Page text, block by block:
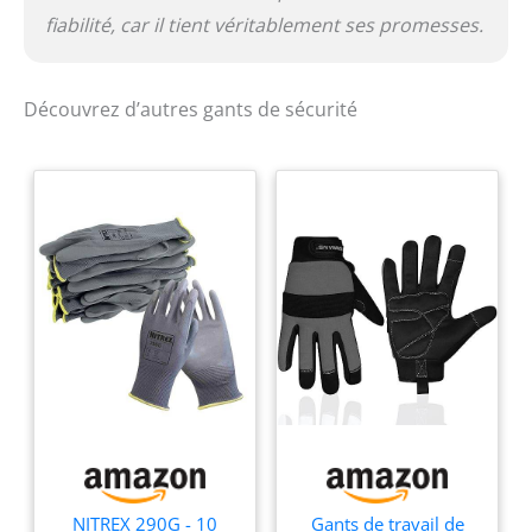
fiabilité, car il tient véritablement ses promesses.
Découvrez d’autres gants de sécurité
NITREX 290G - 10
Gants de travail de